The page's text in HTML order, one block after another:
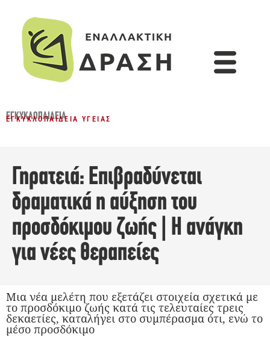
ΕΓΚΥΚΛΟΠΑΙΔΕΙΑ
ΕΓΚΥΚΛΟΠΑΊΔΕΙΑ ΥΓΕΊΑΣ
Γηρατειά: Επιβραδύνεται
δραματικά η αύξηση του
προσδόκιμου ζωής | Η ανάγκη
για νέες θεραπείες
Μια νέα μελέτη που εξετάζει στοιχεία σχετικά με
το προσδόκιμο ζωής κατά τις τελευταίες τρεις
δεκαετίες, καταλήγει στο συμπέρασμα ότι, ενώ το
μέσο προσδόκιμο